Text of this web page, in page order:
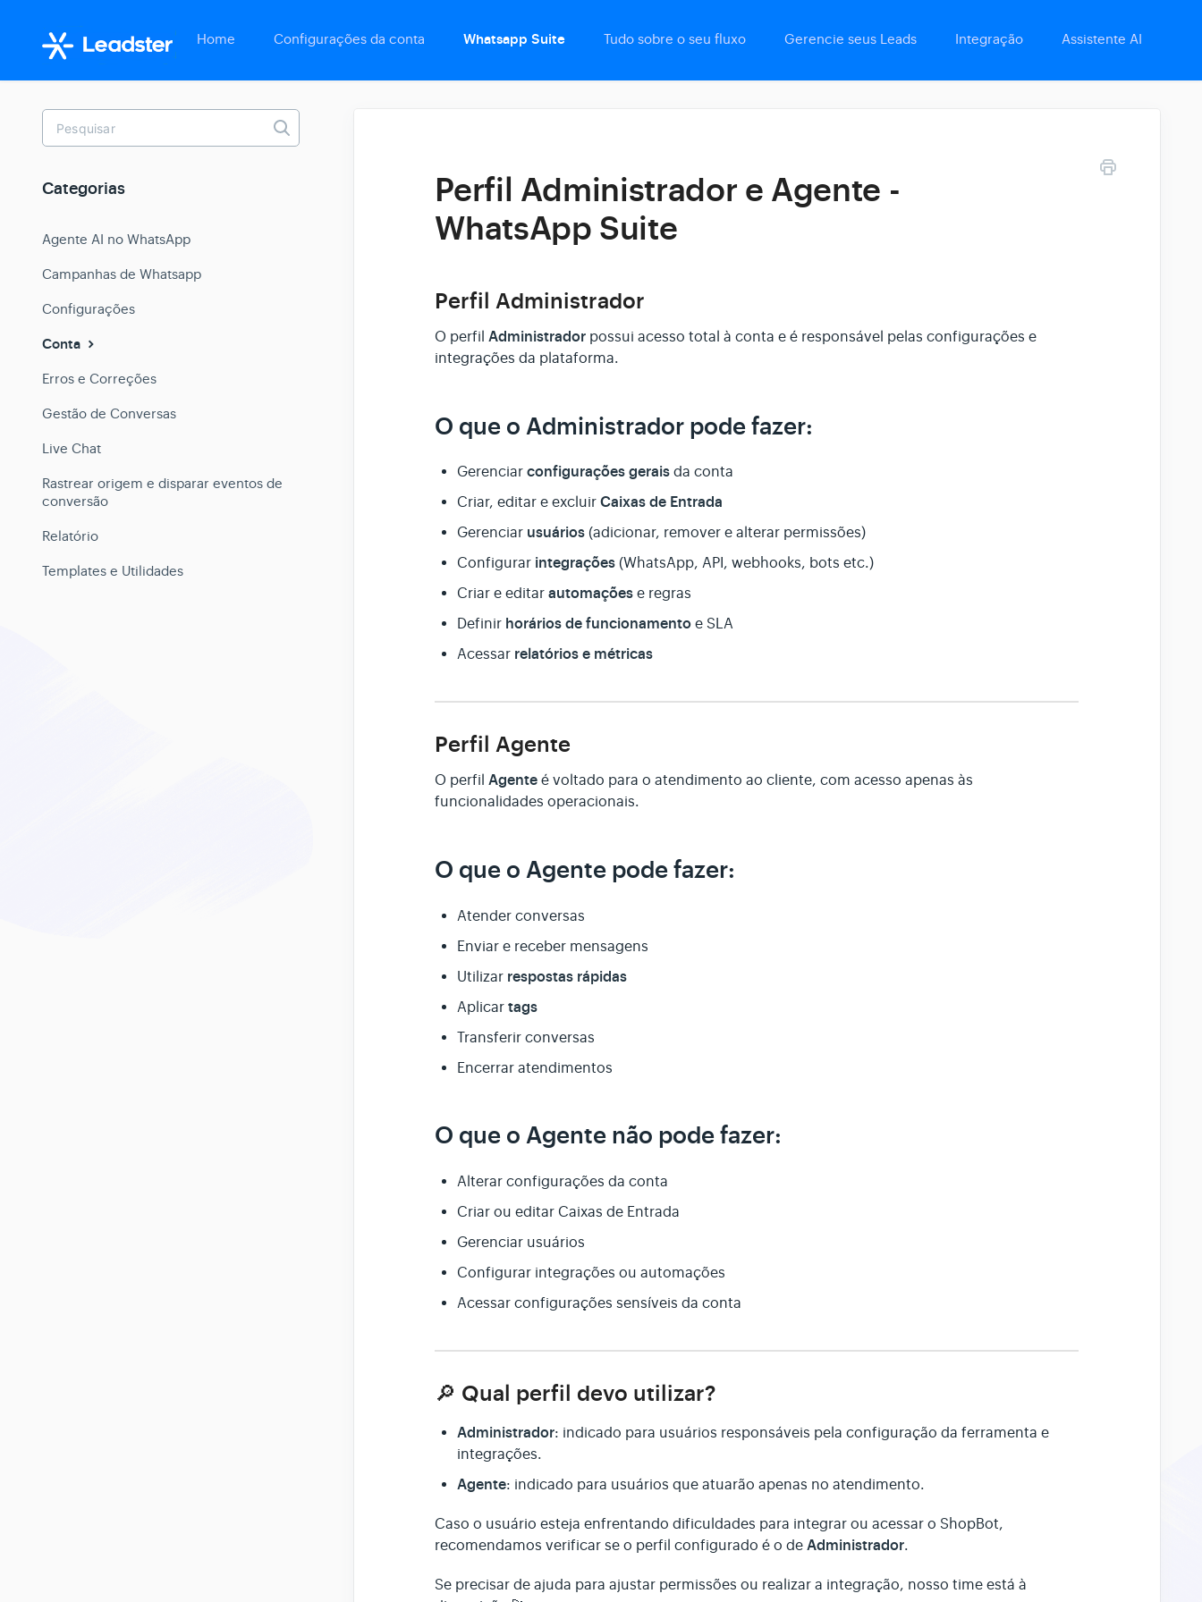
Home Configurações da conta Whatsapp Suite Tudo sobre o seu fluxo Gerencie seus Leads Integração Assistente AI
Perfil Administrador e Agente -
WhatsApp Suite
Perfil Administrador
O perfilAdministrador possui acesso total à conta e é responsável pelas configurações e
integrações da plataforma.
O que o Administrador pode fazer:
Gerenciarconfigurações gerais da conta
Criar, editar e excluirCaixas de Entrada
Gerenciar usuários (adicionar, remover e alterar permissões)
Configurar integrações (WhatsApp, API, webhooks, bots etc.)
Criar e editarautomações e regras
Definir horários de funcionamento e SLA
Acessar relatórios e métricas
Perfil Agente
O perfilAgente é voltado para o atendimento ao cliente, com acesso apenas às
funcionalidades operacionais.
O que o Agente pode fazer:
Atender conversas
Enviar e receber mensagens
Utilizar respostas rápidas
Aplicartags
Transferir conversas
Encerrar atendimentos
O que o Agente não pode fazer:
Alterar configurações da conta
Criar ou editar Caixas de Entrada
Gerenciar usuários
Configurar integrações ou automações
Acessar configurações sensíveis da conta
🔎 Qual perfil devo utilizar?
Administrador: indicado para usuários responsáveis pela configuração da ferramenta e
integrações.
Agente: indicado para usuários que atuarão apenas no atendimento.
Caso o usuário esteja enfrentando dificuldades para integrar ou acessar o ShopBot,
recomendamos verificar se o perfil configurado é o deAdministrador.
Se precisar de ajuda para ajustar permissões ou realizar a integração, nosso time está à
Toggle
Search
Categorias
Agente AI no WhatsApp
Campanhas de Whatsapp
Configurações
Conta
Erros e Correções
Gestão de Conversas
Live Chat
Rastrear origem e disparar eventos de
conversão
Relatório
Templates e Utilidades